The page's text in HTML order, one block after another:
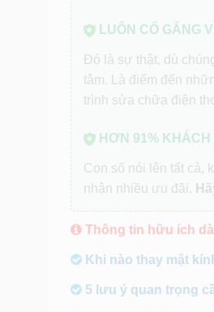
LUÔN CỐ GẮNG
Đó là sự thật, dù
tâm. Là điểm đến
trình sửa chữa điện
HƠN 91%
Con số nói lên tất cả,
nhận nhiều ưu đãi.
Thông tin hữu ích
Khi nào thay mặt
5 lưu ý quan trọng